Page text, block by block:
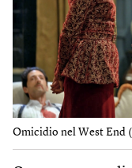
Omicidio nel West End (